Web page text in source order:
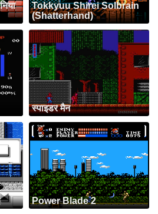
Tokkyuu Shirei Solbrain
(Shatterhand)
स्पाइडर मैन
Power Blade 2